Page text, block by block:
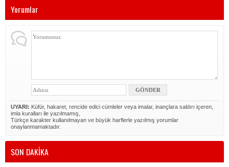
Yorumlar
UYARI: Küfür, hakaret, rencide edici cümleler veya imalar, inançlara saldırı içeren,
imla kuralları ile yazılmamış,
Türkçe karakter kullanılmayan ve büyük harflerle yazılmış yorumlar
onaylanmamaktadır.
SON DAKİKA